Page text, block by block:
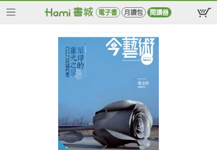
電子書 月讀包 閱讀器